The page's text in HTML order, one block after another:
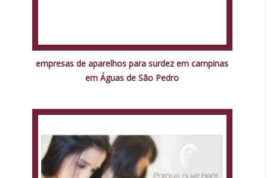
empresas de aparelhos para surdez em campinas
em Águas de São Pedro